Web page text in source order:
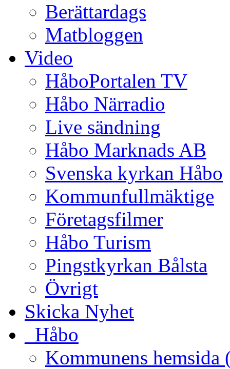
Berättardags
Matbloggen
Video
HåboPortalen TV
Håbo Närradio
Live sändning
Håbo Marknads AB
Svenska kyrkan Håbo
Kommunfullmäktige
Företagsfilmer
Håbo Turism
Pingstkyrkan Bålsta
Övrigt
Skicka Nyhet
_Håbo
Kommunens hemsida